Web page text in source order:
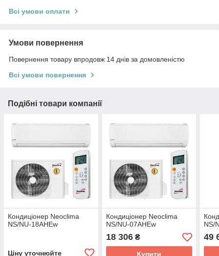
Всі умови оплати
Умови повернення
Повернення товару впродовж 14 днів за домовленістю
Всі умови повернення
Подібні товари компанії
Кондиціонер Neoclima
NS/NU-18AHEw
Ціну уточнюйте
Кондиціонер Neoclima
NS/NU-07AHEw
18 306₴
Купити
NS/
49